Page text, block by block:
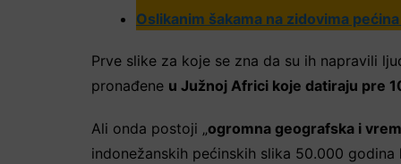
Oslikanim šakama na zidovima
Prve slike za koje se zna da su ih napravili
pronađene u Južnoj Africi koje datiraju pre
Ali onda postoji „ogromna geografska i
indonežanskih pećinskih slika 50.000 godina